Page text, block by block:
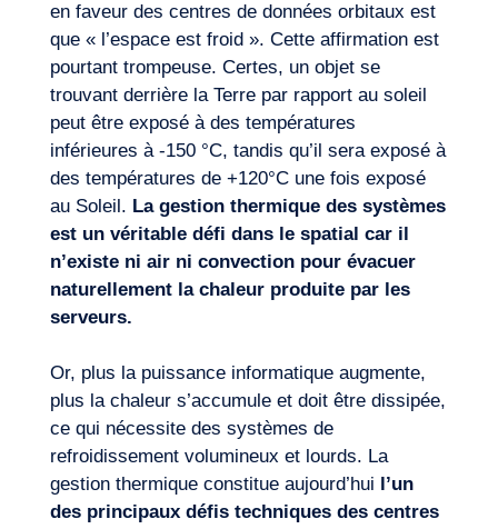
Journal de Bord
en faveur des centres de données orbitaux est
que « l’espace est froid ». Cette affirmation est
pourtant trompeuse. Certes, un objet se
trouvant derrière la Terre par rapport au soleil
peut être exposé à des températures
inférieures à -150 °C, tandis qu’il sera exposé à
des températures de +120°C une fois exposé
au Soleil. La gestion thermique des systèmes
est un véritable défi dans le spatial car il
n’existe ni air ni convection pour évacuer
naturellement la chaleur produite par les
serveurs.
Or, plus la puissance informatique augmente,
plus la chaleur s’accumule et doit être dissipée,
ce qui nécessite des systèmes de
refroidissement volumineux et lourds. La
gestion thermique constitue aujourd’hui l’un
des principaux défis techniques des centres